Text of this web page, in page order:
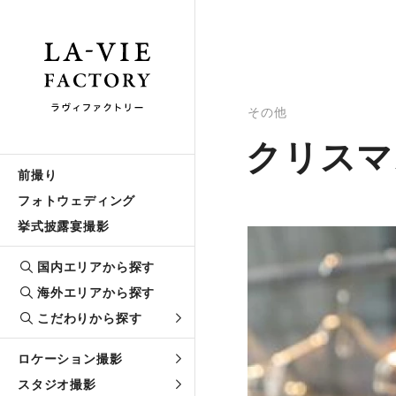
前撮り
フォトウェディング
挙式披露宴撮影
国内エリアから探す
海外エリアから探す
こだわりから探す
ロケーション撮影
スタジオ撮影
その他
クリス